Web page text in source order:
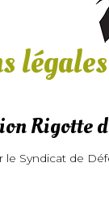
Rigotte
Syndicat de